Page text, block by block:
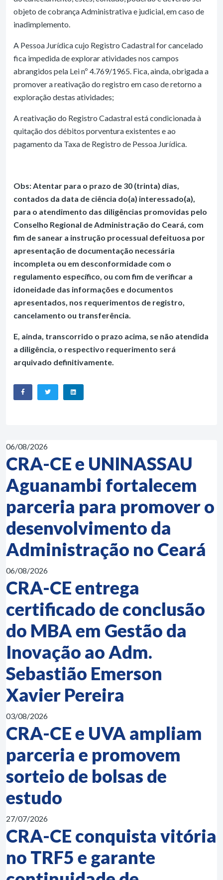
objeto de cobrança Administrativa e judicial, em caso de
inadimplemento.
A Pessoa Jurídica cujo Registro Cadastral for cancelado
fica impedida de explorar atividades nos campos
abrangidos pela Lei nº 4.769/1965. Fica, ainda, obrigada a
promover a reativação do registro em caso de retorno a
exploração destas atividades;
A reativação do Registro Cadastral está condicionada à
quitação dos débitos porventura existentes e ao
pagamento da Taxa de Registro de Pessoa Jurídica.
Obs: Atentar para o prazo de 30 (trinta) dias,
contados da data de ciência do(a) interessado(a),
para o atendimento das diligências promovidas pelo
Conselho Regional de Administração do Ceará, com
fim de sanear a instrução processual defeituosa por
apresentação de documentação necessária
incompleta ou em desconformidade com o
regulamento específico, ou com fim de verificar a
idoneidade das informações e documentos
apresentados, nos requerimentos de registro,
cancelamento ou transferência.
E, ainda, transcorrido o prazo acima, se não atendida
a diligência, o respectivo requerimento será
arquivado definitivamente.
06/08/2026
CRA-CE e UNINASSAU
Aguanambi fortalecem
parceria para promover o
desenvolvimento da
Administração no Ceará
06/08/2026
CRA-CE entrega
certificado de conclusão
do MBA em Gestão da
Inovação ao Adm.
Sebastião Emerson
Xavier Pereira
03/08/2026
CRA-CE e UVA ampliam
parceria e promovem
sorteio de bolsas de
estudo
27/07/2026
CRA-CE conquista vitória
no TRF5 e garante